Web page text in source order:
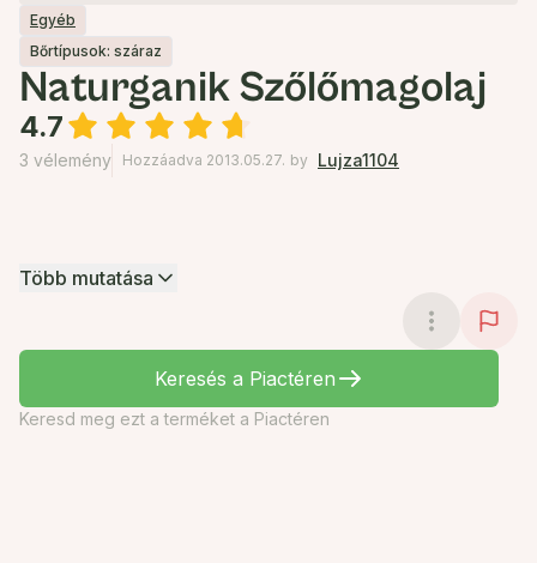
Egyéb
Bőrtípusok: száraz
Naturganik Szőlőmagolaj
4.7
3 vélemény Hozzáadva 2013.05.27. by Lujza1104
Több mutatása
Keresés a Piactéren
Keresd meg ezt a terméket a Piactéren